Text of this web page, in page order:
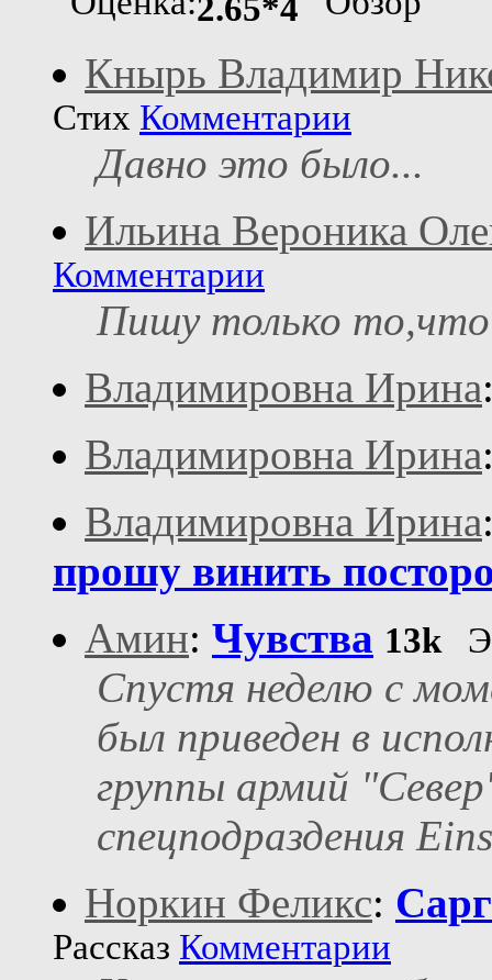
2.65*4
Кнырь Владимир
Стих Комментарии
Давно это было...
Ильина Вероника
Комментарии
Пишу только
Владимировна Ирина
Владимировна Ирина
Владимировна Ирина
прошу винить
Амин: Чувства 13k
Спустя неделю с
был приведен в
группы армий
спецподраздения
Норкин Феликс:
Рассказ Комментарии